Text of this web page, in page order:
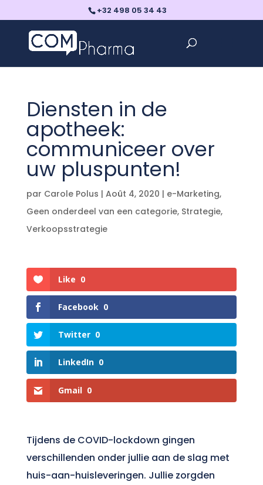
+32 498 05 34 43
Diensten in de
apotheek:
communiceer over
uw pluspunten!
par Carole Polus | Août 4, 2020 | e-Marketing,
Geen onderdeel van een categorie, Strategie,
Verkoopsstrategie
Like 0
Facebook 0
Twitter 0
LinkedIn 0
Gmail 0
Tijdens de COVID-lockdown gingen
verschillenden onder jullie aan de slag met
huis-aan-huisleveringen. Jullie zorgden